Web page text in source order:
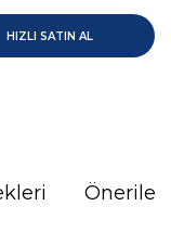
HIZLI SATIN AL